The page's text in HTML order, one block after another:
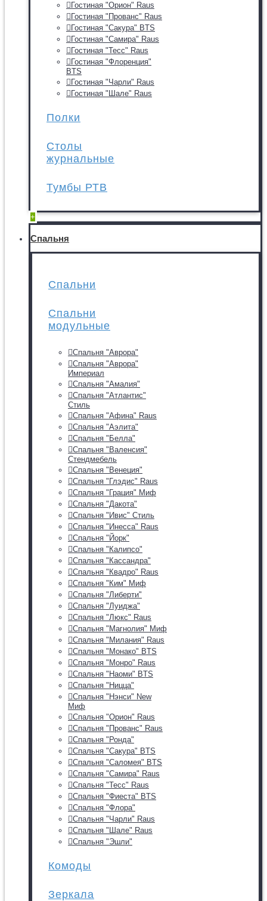
Гостиная "Орион" Raus
Гостиная "Прованс" Raus
Гостиная "Сакура" BTS
Гостиная "Самира" Raus
Гостиная "Тесс" Raus
Гостиная "Флоренция"
BTS
Гостиная "Чарли" Raus
Гостиная "Шале" Raus
Полки
Столы
журнальные
Тумбы РТВ
+
Спальня
Спальни
Спальни
модульные
Спальня "Аврора"
Спальня "Аврора"
Империал
Спальня "Амалия"
Спальня "Атлантис"
Стиль
Спальня "Афина" Raus
Спальня "Аэлита"
Спальня "Белла"
Спальня "Валенсия"
Стендмебель
Спальня "Венеция"
Спальня "Глэдис" Raus
Спальня "Грация" Миф
Спальня "Дакота"
Спальня "Ивис" Стиль
Спальня "Инесса" Raus
Спальня "Йорк"
Спальня "Калипсо"
Спальня "Кассандра"
Спальня "Квадро" Raus
Спальня "Ким" Миф
Спальня "Либерти"
Спальня "Луиджа"
Спальня "Люкс" Raus
Спальня "Магнолия" Миф
Спальня "Милания" Raus
Спальня "Монако" BTS
Спальня "Монро" Raus
Спальня "Наоми" BTS
Спальня "Ницца"
Спальня "Нэнси" New
Миф
Спальня "Орион" Raus
Спальня "Прованс" Raus
Спальня "Ронда"
Спальня "Сакура" BTS
Спальня "Саломея" BTS
Спальня "Самира" Raus
Спальня "Тесс" Raus
Спальня "Фиеста" BTS
Спальня "Флора"
Спальня "Чарли" Raus
Спальня "Шале" Raus
Спальня "Эшли"
Комоды
Зеркала